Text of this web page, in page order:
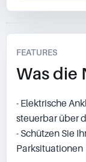
FEATURES
Was die
- Elektrische
steuerbar über
- Schützen Sie
Parksituationen